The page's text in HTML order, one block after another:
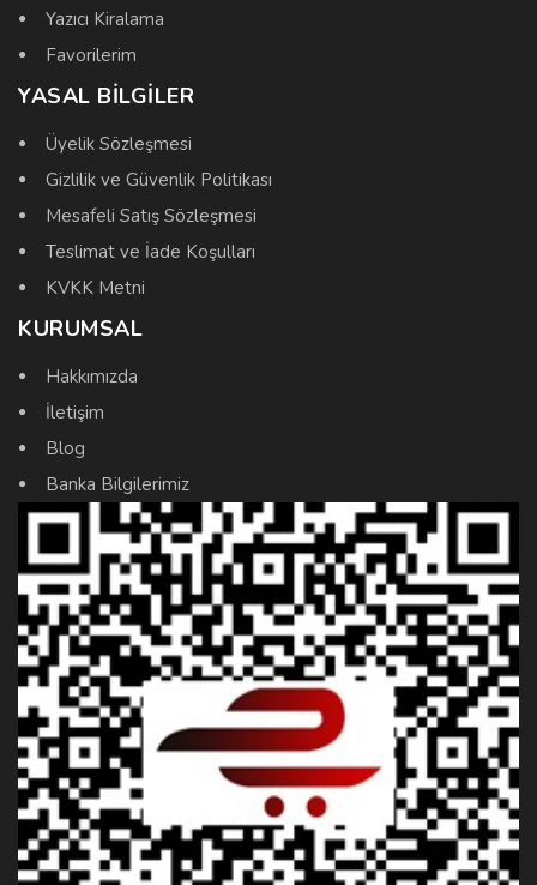
Yazıcı Kiralama
Favorilerim
YASAL BILGILER
Üyelik Sözleşmesi
Gizlilik ve Güvenlik Politikası
Mesafeli Satış Sözleşmesi
Teslimat ve İade Koşulları
KVKK Metni
KURUMSAL
Hakkımızda
İletişim
Blog
Banka Bilgilerimiz